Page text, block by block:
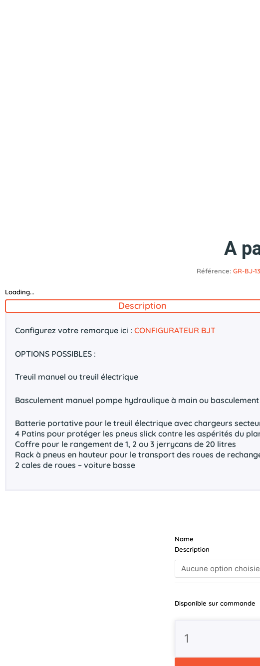
A
Référence:GR-BJ-
Loading...
Description
Configurez votre remorque ici : CONFIGURATEUR BJT
OPTIONS POSSIBLES :
Treuil manuel ou treuil électrique
Basculement manuel pompe hydraulique à main ou
Batterie portative pour le treuil électrique avec chargeurs
4 Patins pour protéger les pneus slick contre les aspérités du
Coffre pour le rangement de 1, 2 ou 3 jerrycans de 20 litres
Rack à pneus en hauteur pour le transport des roues de
2 cales de roues – voiture basse
Name
Description
Disponible sur commande
de
BRIAN
JAMES
A-
Transporter
/
12